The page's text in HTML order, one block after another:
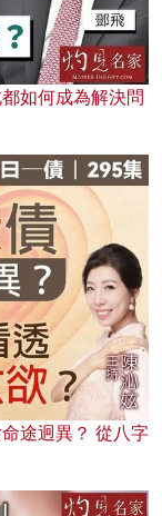
如何成為解決問
途迥異？ 從八字